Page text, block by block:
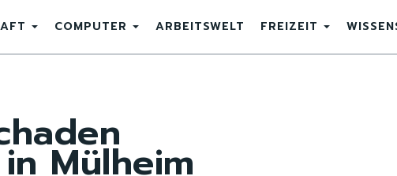
COMPUTER ARBEITSWELT FREIZEIT
Mülheim